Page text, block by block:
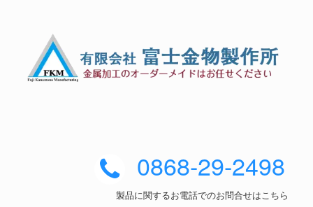
0868-29-2498
製品に関するお電話でのお問合せはこちら